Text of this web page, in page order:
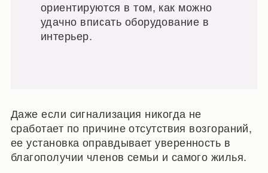
ориентируются в том, как можно
удачно вписать оборудование в
интерьер.
Даже если сигнализация никогда не
сработает по причине отсутствия возгораний,
ее установка оправдывает уверенность в
благополучии членов семьи и самого жилья.